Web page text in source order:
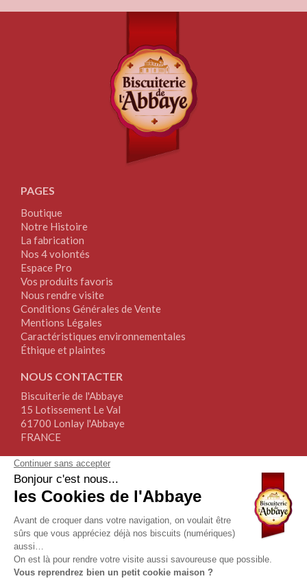
PAGES
Boutique
Notre Histoire
La fabrication
Nos 4 volontés
Espace Pro
Vos produits favoris
Nous rendre visite
Conditions Générales de Vente
Mentions Légales
Caractéristiques environnementales
Éthique et plaintes
NOUS CONTACTER
Biscuiterie de l'Abbaye
15 Lotissement Le Val
61700 Lonlay l'Abbaye
FRANCE
Tél.+33(0)2.33.30.64.64
Fax+33(0)2.76.34.17.67
NOUS SUIVRE
NEWSLETTER